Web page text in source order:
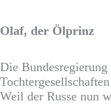
Olaf, der Ölprinz
Die
Weil der Russe nun